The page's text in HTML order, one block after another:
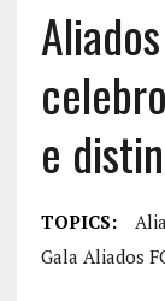
e
TOPICS:
Gala Aliados